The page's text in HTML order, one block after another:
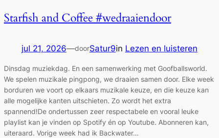
Starfish and Coffee #wedraaiendoor
jul 21, 2026—doorSatur9in Lezen en luisteren
Dinsdag muziekdag. En een samenwerking met Goofballsworld.
We spelen muzikale pingpong, we draaien samen door. Elke week
borduren we voort op elkaars muzikale keuze, en die keuze kan
alle mogelijke kanten uitschieten. Zo wordt het extra
spannend!De ondertussen zeer respectabele en vooral leuke
playlist kan je vinden op Spotify én op Youtube. Abonneren kan,
uiteraard. Vorige week had ik Backwater…